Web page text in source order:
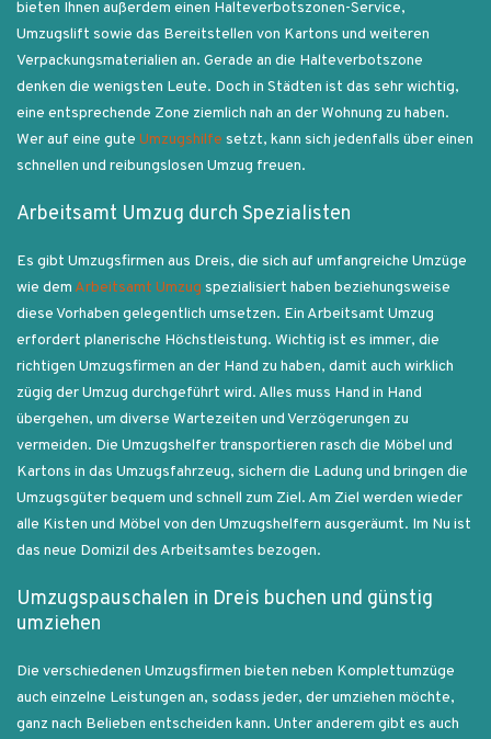
bieten Ihnen außerdem einen Halteverbotszonen-Service,
Umzugslift sowie das Bereitstellen von Kartons und weiteren
Verpackungsmaterialien an. Gerade an die Halteverbotszone
denken die wenigsten Leute. Doch in Städten ist das sehr wichtig,
eine entsprechende Zone ziemlich nah an der Wohnung zu haben.
Wer auf eine gute Umzugshilfe setzt, kann sich jedenfalls über einen
schnellen und reibungslosen Umzug freuen.
Arbeitsamt Umzug durch Spezialisten
Es gibt Umzugsfirmen aus Dreis, die sich auf umfangreiche Umzüge
wie dem Arbeitsamt Umzug spezialisiert haben beziehungsweise
diese Vorhaben gelegentlich umsetzen. Ein Arbeitsamt Umzug
erfordert planerische Höchstleistung. Wichtig ist es immer, die
richtigen Umzugsfirmen an der Hand zu haben, damit auch wirklich
zügig der Umzug durchgeführt wird. Alles muss Hand in Hand
übergehen, um diverse Wartezeiten und Verzögerungen zu
vermeiden. Die Umzugshelfer transportieren rasch die Möbel und
Kartons in das Umzugsfahrzeug, sichern die Ladung und bringen die
Umzugsgüter bequem und schnell zum Ziel. Am Ziel werden wieder
alle Kisten und Möbel von den Umzugshelfern ausgeräumt. Im Nu ist
das neue Domizil des Arbeitsamtes bezogen.
Umzugspauschalen in Dreis buchen und günstig
umziehen
Die verschiedenen Umzugsfirmen bieten neben Komplettumzüge
auch einzelne Leistungen an, sodass jeder, der umziehen möchte,
ganz nach Belieben entscheiden kann. Unter anderem gibt es auch